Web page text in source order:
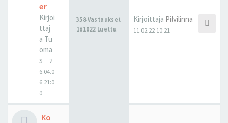
er
Kirjoi
ttaj
a Tu
oma
s - 2
6.04.0
6 21:0
0
358 Vastaukset
161022 Luettu
Kirjoittaja Pilvilinna
11.02.22 10:21
Ko